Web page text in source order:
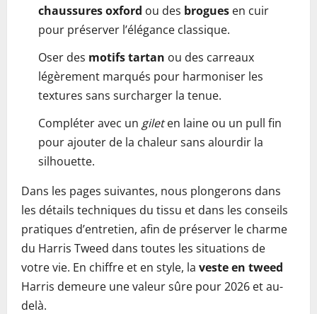
chaussures oxford ou des brogues en cuir
pour préserver l’élégance classique.
Oser des motifs tartan ou des carreaux
légèrement marqués pour harmoniser les
textures sans surcharger la tenue.
Compléter avec un gileten laine ou un pull fin
pour ajouter de la chaleur sans alourdir la
silhouette.
Dans les pages suivantes, nous plongerons dans
les détails techniques du tissu et dans les conseils
pratiques d’entretien, afin de préserver le charme
du Harris Tweed dans toutes les situations de
votre vie. En chiffre et en style, la veste en tweed
Harris demeure une valeur sûre pour 2026 et au-
delà.